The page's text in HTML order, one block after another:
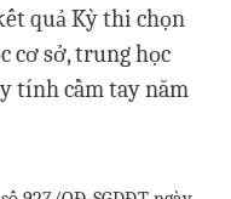
quả Kỳ thi chọn
cơ sở, trung học
tính cầm tay năm